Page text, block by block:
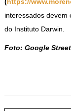
interessados devem
do Instituto Darwin.
Foto: Google Street